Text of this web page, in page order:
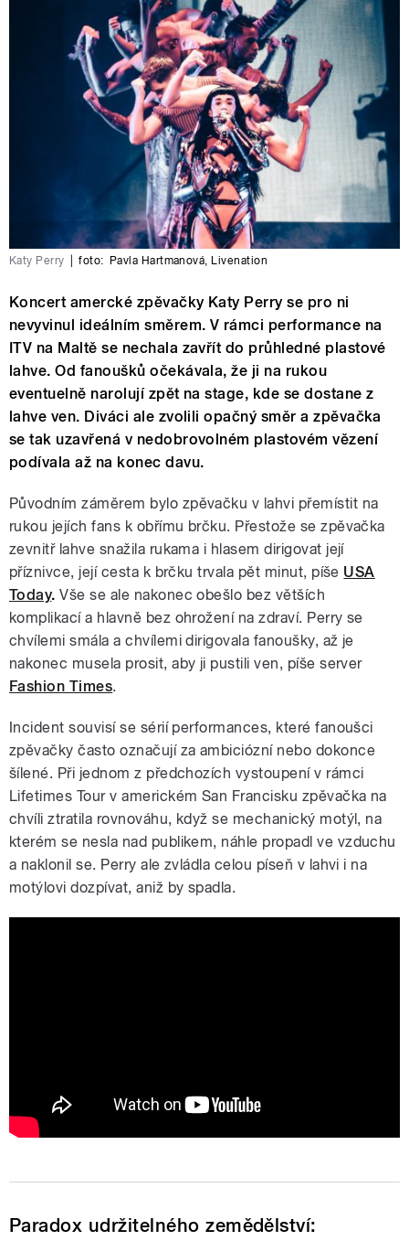
Katy Perry foto: Pavla Hartmanová, Livenation
Koncert amercké zpěvačky Katy Perry se pro ni
nevyvinul ideálním směrem. V rámci performance na
ITV na Maltě se nechala zavřít do průhledné plastové
lahve. Od fanoušků očekávala, že ji na rukou
eventuelně narolují zpět na stage, kde se dostane z
lahve ven. Diváci ale zvolili opačný směr a zpěvačka
se tak uzavřená v nedobrovolném plastovém vězení
podívala až na konec davu.
Původním záměrem bylo zpěvačku v lahvi přemístit na
rukou jejích fans k obřímu brčku. Přestože se zpěvačka
zevnitř lahve snažila rukama i hlasem dirigovat její
příznivce, její cesta k brčku trvala pět minut, píše USA
Today. Vše se ale nakonec obešlo bez větších
komplikací a hlavně bez ohrožení na zdraví. Perry se
chvílemi smála a chvílemi dirigovala fanoušky, až je
nakonec musela prosit, aby ji pustili ven, píše server
Fashion Times.
Incident souvisí se sérií performances, které fanoušci
zpěvačky často označují za ambiciózní nebo dokonce
šílené. Při jednom z předchozích vystoupení v rámci
Lifetimes Tour v americkém San Francisku zpěvačka na
chvíli ztratila rovnováhu, když se mechanický motýl, na
kterém se nesla nad publikem, náhle propadl ve vzduchu
a naklonil se. Perry ale zvládla celou píseň v lahvi i na
motýlovi dozpívat, aniž by spadla.
Paradox udržitelného zemědělství: